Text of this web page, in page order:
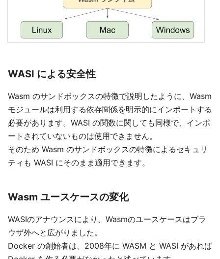
WASI による安全性
Wasm のサンドボックスの特徴で説明したように、Wasm
モジュールは利用する依存関係を明示的にインポートする
必要があります。WASI の関数に関しても同様で、インポ
ートされていないものは使用できません。
そのため Wasm のサンドボックスの特徴によるセキュリ
ティも WASI にそのまま適用できます。
Wasm ユースケースの変化
WASIのアナウンスにより、Wasmのユースケースはブラ
ウザ外へと広がりました。
Docker の創始者は、2008年に WASM と WASI があれば